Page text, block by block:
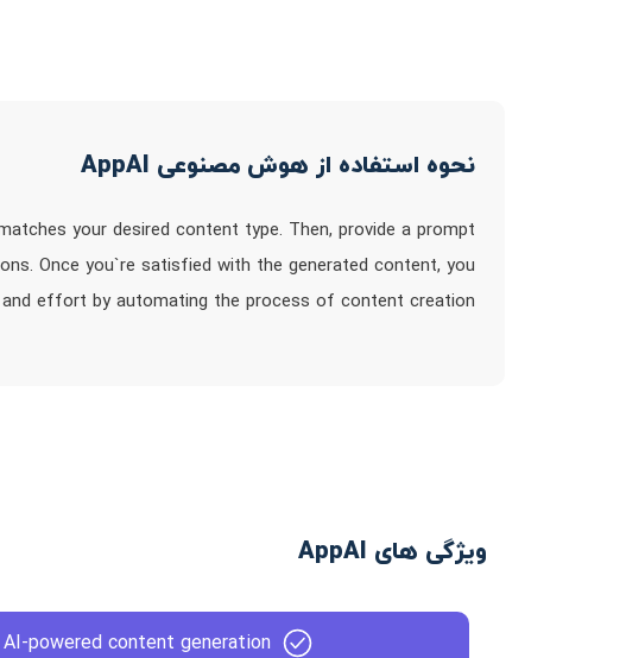
نحوه استفاده از هوش مصنوعی AppAI
your desired content type. Then, provide a prompt
Once you`re satisfied with the generated content, you
and effort by automating the process of content creation
ویژگی های AppAI
AI-powered content generation